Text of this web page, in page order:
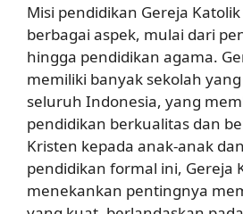
Misi pendidikan Gereja
berbagai aspek, mulai dari
hingga pendidikan agama.
memiliki banyak sekolah
seluruh Indonesia, yang
pendidikan berkualitas dan
Kristen kepada anak-anak
pendidikan formal ini, Gereja
menekankan pentingnya